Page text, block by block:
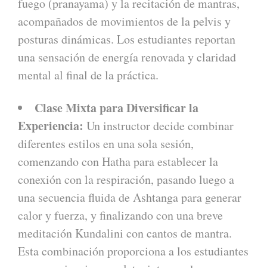
fuego (pranayama) y la recitación de mantras,
acompañados de movimientos de la pelvis y
posturas dinámicas. Los estudiantes reportan
una sensación de energía renovada y claridad
mental al final de la práctica.
Clase Mixta para Diversificar la
Experiencia: Un instructor decide combinar
diferentes estilos en una sola sesión,
comenzando con Hatha para establecer la
conexión con la respiración, pasando luego a
una secuencia fluida de Ashtanga para generar
calor y fuerza, y finalizando con una breve
meditación Kundalini con cantos de mantra.
Esta combinación proporciona a los estudiantes